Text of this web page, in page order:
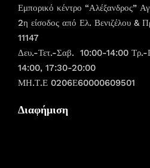
Εμπορικό κέντρο “Αλέξανδρος”
2η είσοδος από Ελ. Βενιζέλου &
11147
Δευ.-Τετ.-Σαβ. 10:00-14:00
14:00, 17:30-20:00
ΜΗ.Τ.Ε 0206Ε60000609501
Διαφήμιση